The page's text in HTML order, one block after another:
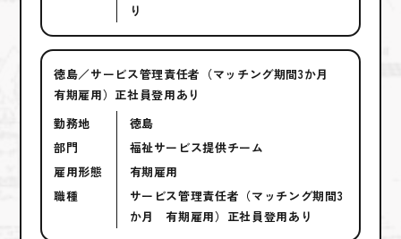
り
徳島／サービス管理責任者（マッチング期間3か月
有期雇用）正社員登用あり
勤務地
徳島
部門
福祉サービス提供チーム
雇用形態
有期雇用
職種
サービス管理責任者（マッチング期間3
か月 有期雇用）正社員登用あり